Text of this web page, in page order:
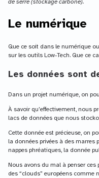
de serre (stockage carbone).
Le numérique
Que ce soit dans le numérique
sur les outils Low-Tech. Que ce
Les données sont
Dans un projet numérique, on
À savoir qu’effectivement, nous
lacs de données que nous
Cette donnée est précieuse, on
la données privées à des marres
nappes phréatiques, la donnée
Nous avons du mal à penser
des “clouds” européens comme